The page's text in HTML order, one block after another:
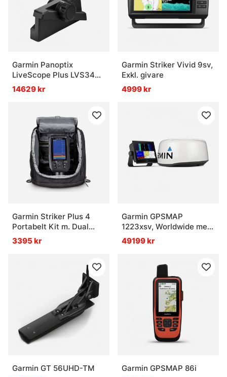
Garmin Panoptix
LiveScope Plus LVS34
Givare
14629 kr
Garmin Striker Vivid 9sv,
Exkl. givare
4999 kr
Garmin Striker Plus 4
Portabelt Kit m. Dual
Beam
3395 kr
Garmin GPSMAP
1223xsv, Worldwide med
GMR 18HD+
49199 kr
Garmin GT 56UHD-TM
Garmin GPSMAP 86i